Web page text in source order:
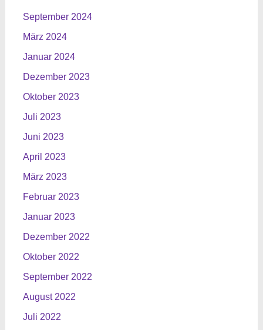
September 2024
März 2024
Januar 2024
Dezember 2023
Oktober 2023
Juli 2023
Juni 2023
April 2023
März 2023
Februar 2023
Januar 2023
Dezember 2022
Oktober 2022
September 2022
August 2022
Juli 2022